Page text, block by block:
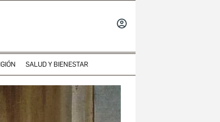
SALUD Y BIENESTAR